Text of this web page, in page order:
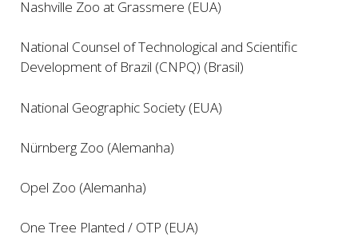
Nashville Zoo at Grassmere (EUA)
National Counsel of Technological and Scientific
Development of Brazil (CNPQ) (Brasil)
National Geographic Society (EUA)
Nürnberg Zoo (Alemanha)
Opel Zoo (Alemanha)
One Tree Planted / OTP (EUA)